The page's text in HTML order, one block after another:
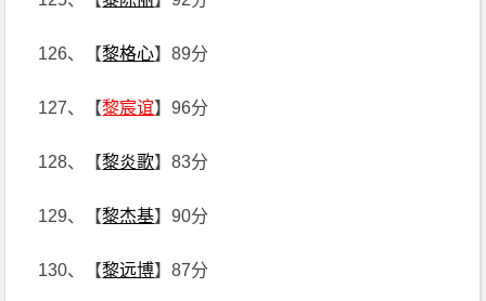
126、【黎格心】89分
127、【黎宸谊】96分
128、【黎炎歌】83分
129、【黎杰基】90分
130、【黎远博】87分